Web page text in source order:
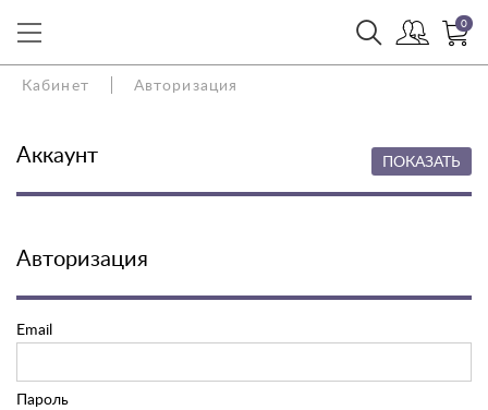
0
Кабинет Авторизация
Аккаунт ПОКАЗАТЬ
Авторизация
Email
Пароль